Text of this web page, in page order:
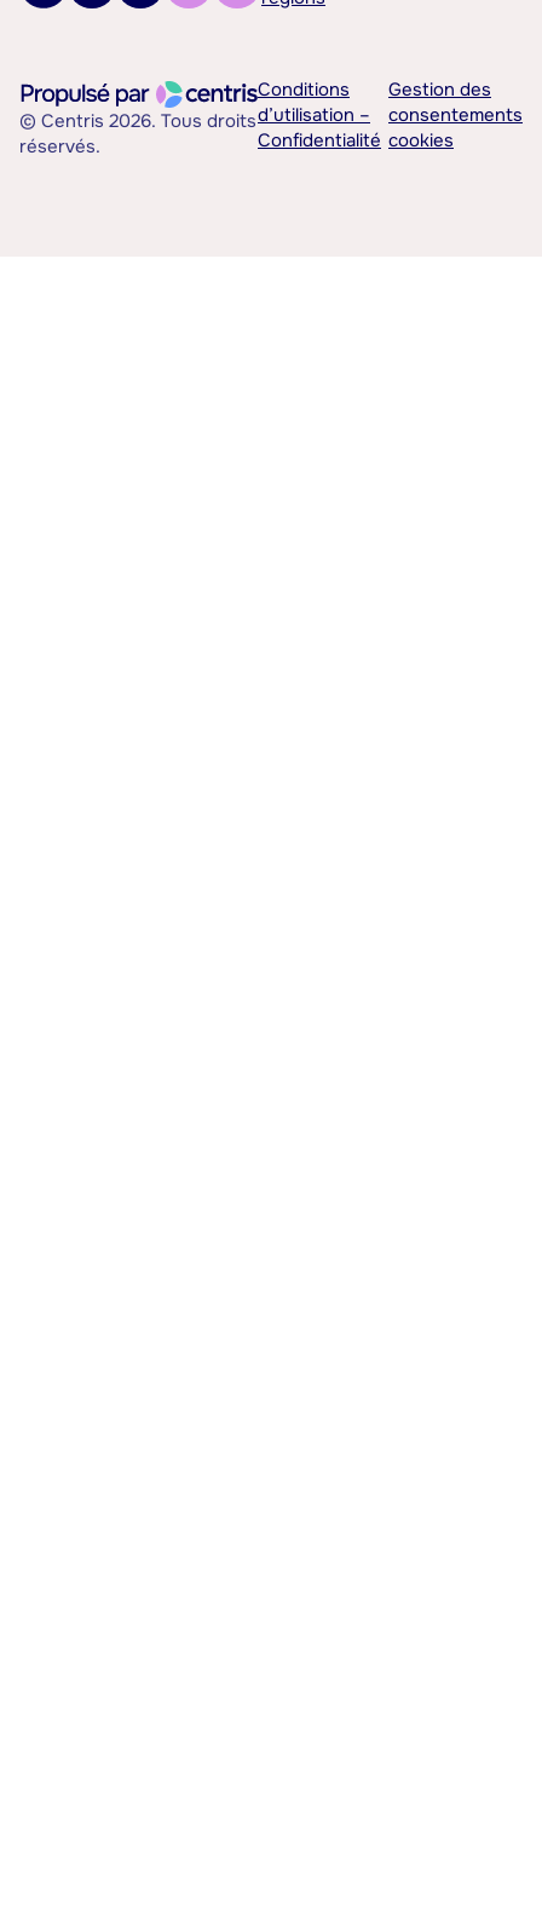
© Centris 2026. Tous droits
réservés.
Conditions
d’utilisation –
Confidentialité
Gestion des
consentements
cookies